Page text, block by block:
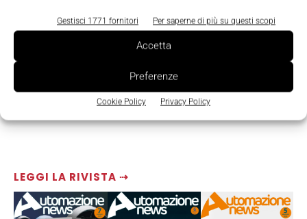
Gestisci 1771 fornitori Per saperne di più su questi scopi
Accetta
Preferenze
Cookie Policy Privacy Policy
LEGGI LA RIVISTA ⇢